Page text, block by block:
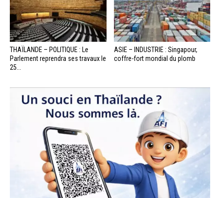
THAÏLANDE – POLITIQUE : Le
Parlement reprendra ses travaux le
25...
ASIE – INDUSTRIE : Singapour,
coffre-fort mondial du plomb